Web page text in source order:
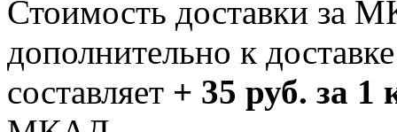
Стоимость доставки за
дополнительно к
составляет + 35 руб. за 1